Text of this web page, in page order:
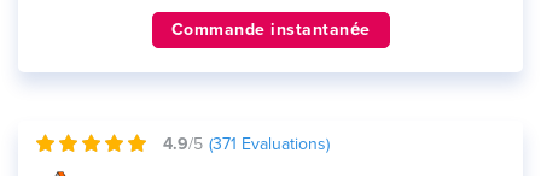
Commande instantanée
4.9/5 (371 Evaluations)